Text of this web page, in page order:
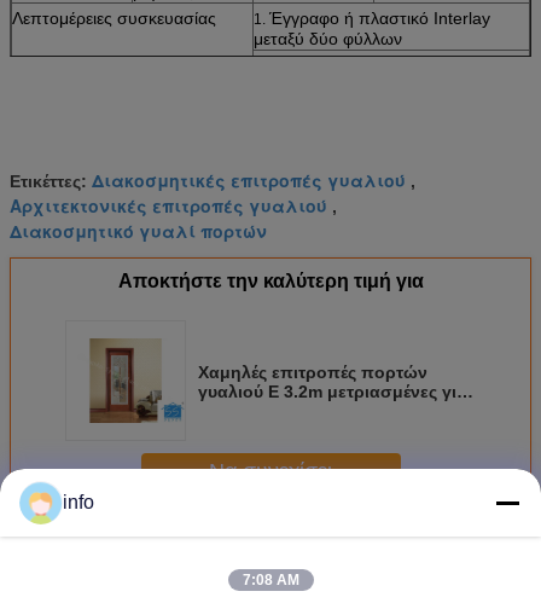
Λεπτομέρειες συσκευασίας
1. Έγγραφο ή πλαστικό Interlay
μεταξύ δύο φύλλων
Ποιοτικά πρότυπα
IGCC IGMA
Σημείωση: Το γυαλί Sysen μπορεί να προσαρμόσει σύμφωνα με τις
δεδομένα προδιαγραφές και τα χρώματα από τους πελάτες μας.
Ετικέττες: Διακοσμητικές επιτροπές γυαλιού ,
Αρχιτεκτονικές επιτροπές γυαλιού ,
Διακοσμητικό γυαλί πορτών
Αποκτήστε την καλύτερη τιμή για
Χαμηλές επιτροπές πορτών
γυαλιού Ε 3.2m μετριασμένες για
Να συνεχίσει
ΠερισσότεροιΔιακοσμητικό γυαλί επιτροπής
info
7:08 AM